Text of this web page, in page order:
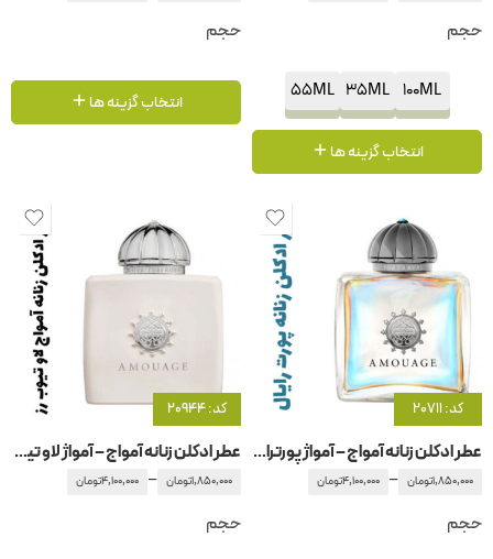
حجم
100ML
35ML
55ML
انتخاب گزینه ها
حجم
انتخاب گزینه ها
کد: 20711
عطر ادکلن زنانه آمواج – آمواژ پورترایال زنانه
1,850,000تومان –
4,100,000تومان
حجم
کد: 20944
عطر ادکلن زنانه آمواج – آمواژ لاو تیوب رز
1,850,000تومان –
4,100,000تومان
حجم